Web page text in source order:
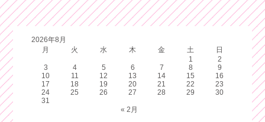
2026年8月
月
火 水 木 金 土
日
1
2
3
4 5 6 7 8
9
10
11 12 13 14 15
16
17
18 19 20 21 22
23
24
25 26 27 28 29
30
31
« 2月